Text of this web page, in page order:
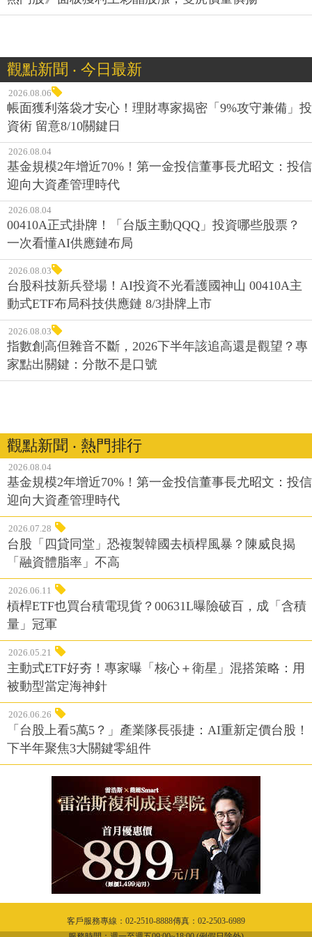
觀點新聞 ‧ 今日最新
2026.08.06
帳面獲利落袋才安心！理財專家揭密「9%攻守兼備」投
資術 留意8/10關鍵日
2026.08.04
基金規模2年增近70%！第一金投信董事長尤昭文：投信
迎向大資產管理時代
2026.08.04
00410A正式掛牌！「台版主動QQQ」投資哪些股票？
一次看懂AI供應鏈布局
2026.08.03
台股科技新兵登場！AI投資不光看護國神山 00410A主
動式ETF布局科技供應鏈 8/3掛牌上市
2026.08.03
指數創高但雜音不斷，2026下半年該追高還是觀望？專
家點出關鍵：分散不是口號
觀點新聞 ‧ 熱門排行
2026.08.04
基金規模2年增近70%！第一金投信董事長尤昭文：投信
迎向大資產管理時代
2026.07.28
台股「四貸同堂」恐複製韓國去槓桿風暴？陳威良揭
「融資體脂率」不高
2026.06.11
槓桿ETF也買台積電現貨？00631L曝險破百，成「含積
量」冠軍
2026.05.21
主動式ETF好夯！專家曝「核心＋衛星」混搭策略：用
被動型當定海神針
2026.06.26
「台股上看5萬5？」產業隊長張捷：AI重新定價台股！
下半年聚焦3大關鍵零組件
客戶服務專線：02-2510-8888傳真：02-2503-6989